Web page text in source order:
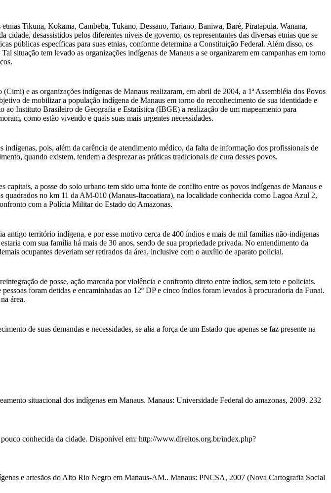
Tikuna, Kokama, Cambeba, Tukano, Dessano, Tariano, Baniwa, Baré, Piratapuia, Wanana,
desassistidos pelos diferentes níveis de governo, os representantes das diversas etnias que se
públicas específicas para suas etnias, conforme determina a Constituição Federal. Além disso, os
situação tem levado as organizações indígenas de Manaus a se organizarem em campanhas em torno
e as organizações indígenas de Manaus realizaram, em abril de 2004, a 1ª Assembléia dos Povos
de mobilizar a população indígena de Manaus em torno do reconhecimento de sua identidade e
ao Instituto Brasileiro de Geografia e Estatística (IBGE) a realização de um mapeamento para
como estão vivendo e quais suas mais urgentes necessidades.
pois, além da carência de atendimento médico, da falta de informação dos profissionais de
quando existem, tendem a desprezar as práticas tradicionais de cura desses povos.
a posse do solo urbano tem sido uma fonte de conflito entre os povos indígenas de Manaus e
quadrados no km 11 da AM-010 (Manaus-Itacoatiara), na localidade conhecida como Lagoa Azul 2,
com a Polícia Militar do Estado do Amazonas.
território indígena, e por esse motivo cerca de 400 índios e mais de mil famílias não-indígenas
com sua família há mais de 30 anos, sendo de sua propriedade privada. No entendimento da
ocupantes deveriam ser retirados da área, inclusive com o auxílio de aparato policial.
de posse, ação marcada por violência e confronto direto entre índios, sem teto e policiais.
foram detidas e encaminhadas ao 12º DP e cinco índios foram levados à procuradoria da Funai.
área.
de suas demandas e necessidades, se alia a força de um Estado que apenas se faz presente na
situacional dos indígenas em Manaus. Manaus: Universidade Federal do amazonas, 2009. 232
conhecida da cidade. Disponível em: http://www.direitos.org.br/index.php?
e artesãos do Alto Rio Negro em Manaus-AM.. Manaus: PNCSA, 2007 (Nova Cartografia Social